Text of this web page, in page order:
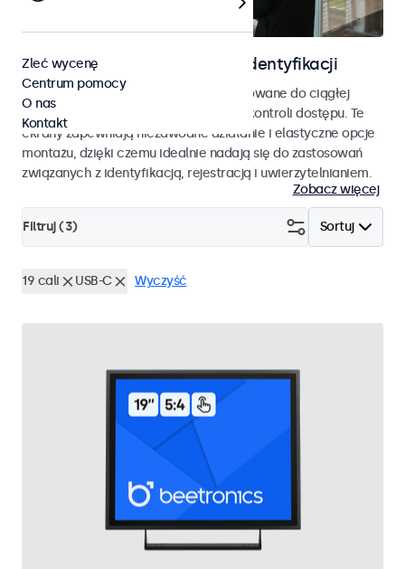
Ekrany do kontroli dostępu i identyfikacji
Monitory i ekrany dotykowe zaprojektowane do ciągłej
pracy i płynnej integracji z systemami kontroli dostępu. Te
ekrany zapewniają niezawodne działanie i elastyczne opcje
montażu, dzięki czemu idealnie nadają się do zastosowań
związanych z identyfikacją, rejestracją i uwierzytelnianiem.
Zobacz więcej
Sortuj
Filtruj (3)
19 cali USB-C Wyczyść
Zleć wycenę
Centrum pomocy
O nas
Kontakt